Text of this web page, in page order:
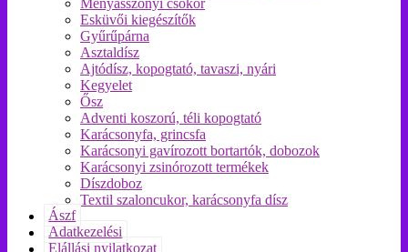
Esküvői kiegészítők
Gyűrűpárna
Asztaldísz
Ajtódísz, kopogtató, tavaszi, nyári
Kegyelet
Ősz
Adventi koszorú, téli kopogtató
Karácsonyfa, grincsfa
Karácsonyi gavírozott bortartók, dobozok
Karácsonyi zsinórozott termékek
Díszdoboz
Textil szaloncukor, karácsonyfa dísz
Ászf
Adatkezelési
Elállási nyilatkozat